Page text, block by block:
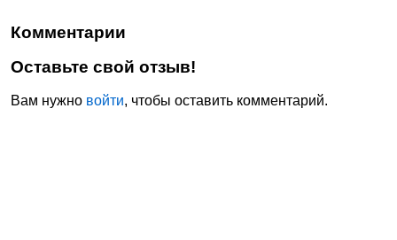
Комментарии
Оставьте свой отзыв!
Вам нужно войти, чтобы оставить комментарий.